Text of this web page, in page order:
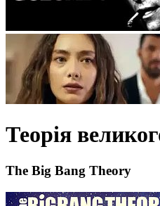
Теорія
The Big Bang Theory